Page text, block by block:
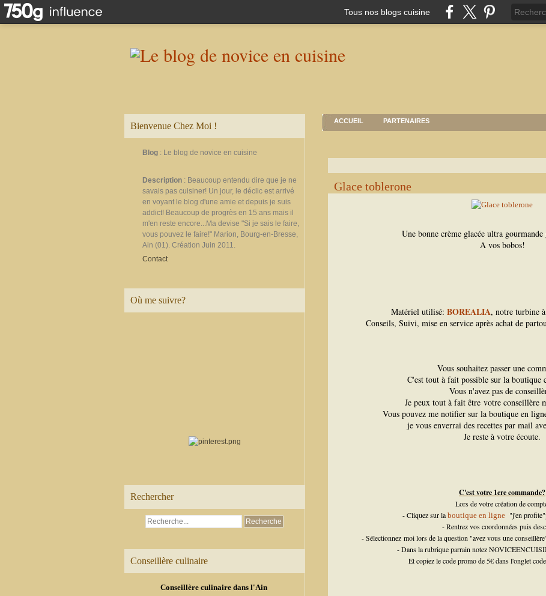
Tous nos blogs cuisine
Bienvenue Chez Moi !
Blog : Le blog de novice en cuisine
Description : Beaucoup entendu dire que je ne
savais pas cuisiner! Un jour, le déclic est arrivé
en voyant le blog d'une amie et depuis je suis
addict! Beaucoup de progrès en 15 ans mais il
m'en reste encore...Ma devise "Si je sais le faire,
vous pouvez le faire!" Marion, Bourg-en-Bresse,
Ain (01). Création Juin 2011.
Contact
Où me suivre?
Rechercher
Conseillère culinaire
Conseillère culinaire dans l'Ain
ACCUEIL PARTENAIRES
Glace toblerone
Une bonne crème glacée ultra
A vos bobos!
Matériel utilisé: BOREALIA, notre turbine
Conseils, Suivi, mise en service après achat de
Vous souhaitez passer une
C'est tout à fait possible sur la boutique
Vous n'avez pas de
Je peux tout à fait être votre conseillère
Vous pouvez me notifier sur la boutique en
je vous enverrai des recettes par mail
Je reste à votre écoute.
C'est votre 1ere commande?
Lors de votre création de
- Cliquez sur la boutique en ligne "j'en
- Rentrez vos coordonnées puis
- Sélectionnez moi lors de la question "avez vous une
- Dans la rubrique parrain notez
Et copiez le code promo de 5€ dans l'onglet